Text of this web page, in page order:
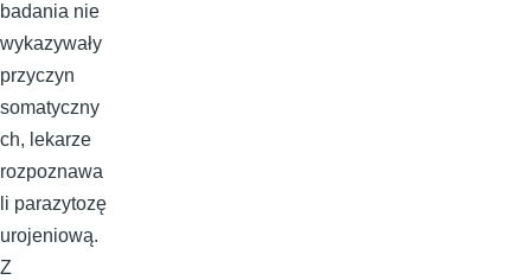
badania nie
wykazywały
przyczyn
somatyczny
ch, lekarze
rozpoznawa
li parazytozę
urojeniową.
Z